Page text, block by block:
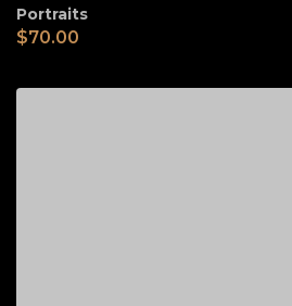
Portraits
$70.00